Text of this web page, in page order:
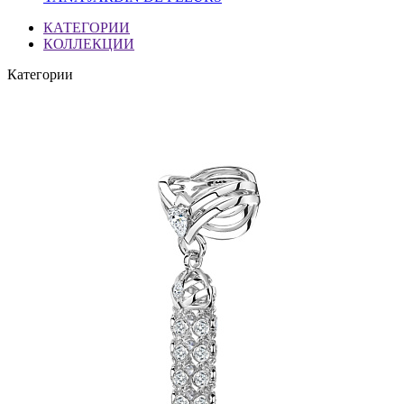
КАТЕГОРИИ
КОЛЛЕКЦИИ
Категории